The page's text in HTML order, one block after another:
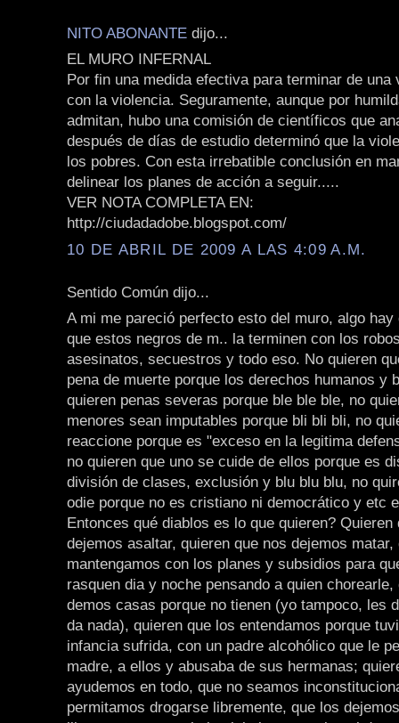
NITO ABONANTE dijo...
EL MURO INFERNAL
Por fin una medida efectiva para terminar de una
con la violencia. Seguramente, aunque por
admitan, hubo una comisión de científicos que
después de días de estudio determinó que la
los pobres. Con esta irrebatible conclusión en
delinear los planes de acción a seguir.....
VER NOTA COMPLETA EN:
http://ciudadadobe.blogspot.com/
10 DE ABRIL DE 2009 A LAS 4:09 A.M.
Sentido Común dijo...
A mi me pareció perfecto esto del muro, algo hay
que estos negros de m.. la terminen con los
asesinatos, secuestros y todo eso. No quieren
pena de muerte porque los derechos humanos y
quieren penas severas porque ble ble ble, no
menores sean imputables porque bli bli bli, no
reaccione porque es "exceso en la legitima
no quieren que uno se cuide de ellos porque es
división de clases, exclusión y blu blu blu, no
odie porque no es cristiano ni democrático y etc
Entonces qué diablos es lo que quieren? Quieren
dejemos asaltar, quieren que nos dejemos
mantengamos con los planes y subsidios para
rasquen dia y noche pensando a quien
demos casas porque no tienen (yo tampoco, les
da nada), quieren que los entendamos porque
infancia sufrida, con un padre alcohólico que le
madre, a ellos y abusaba de sus hermanas;
ayudemos en todo, que no seamos
permitamos drogarse libremente, que los